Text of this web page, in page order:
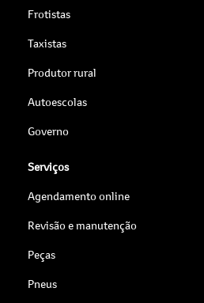
Frotistas
Taxistas
Produtor rural
Autoescolas
Governo
Serviços
Agendamento online
Revisão e manutenção
Peças
Pneus